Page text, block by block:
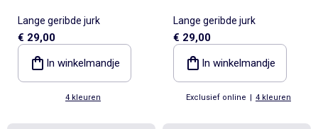
Lange geribde jurk
€ 29,00
In winkelmandje
4 kleuren
Lange geribde jurk
€ 29,00
In winkelmandje
Exclusief online | 4 kleuren